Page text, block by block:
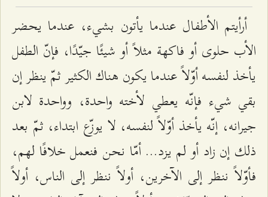
أرأيتم الأطفال عندما يأتون بشيء، عندما يحضر
الأب حلوى أو فاكهة مثلاً أو شيئًا جيّدًا، فإنّ الطفل
يأخذ لنفسه أوّلاً عندما يكون هناك الكثير ثمّ ينظر إن
بقي شيء فإنّه يعطي لأخته واحدة، وواحدة لابن
جيرانه، إنّه يأخذ أوّلاً لنفسه، لا يوزّع ابتداء، ثمّ بعد
ذلك إن زاد أو لم يزد... أمّا نحن فنعمل خلافًا لهم،
فأوّلاً ننظر إلى الآخرين، أولاً ننظر إلى الناس، أولاً